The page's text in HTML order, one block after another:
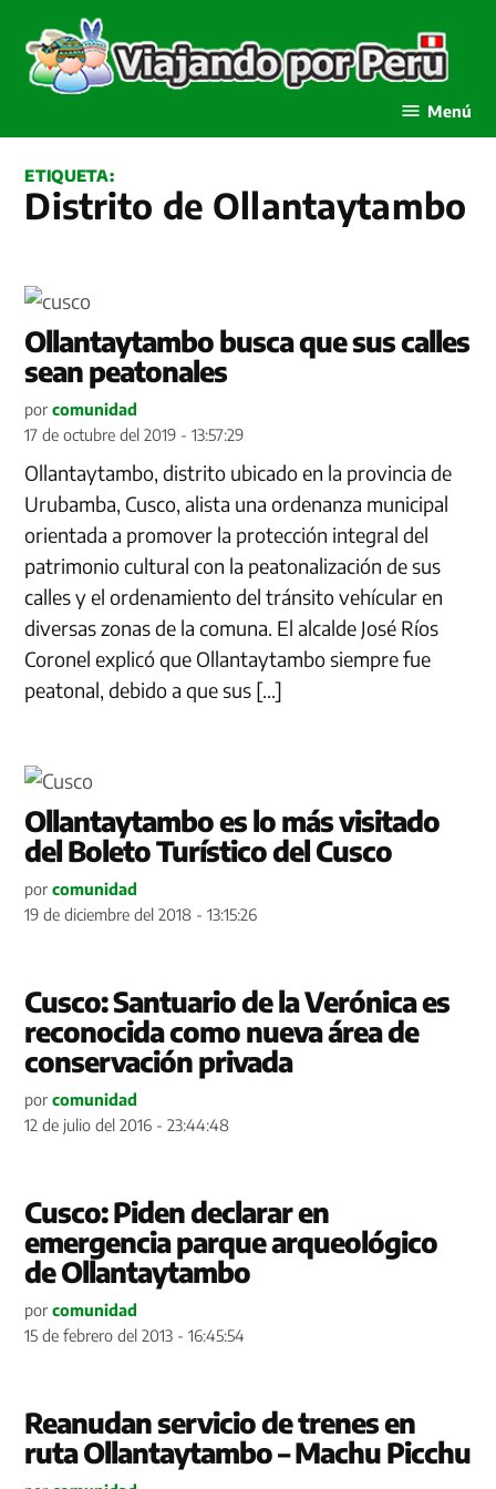
contenido
Menú
ETIQUETA:
Distrito de Ollantaytambo
Ollantaytambo busca que sus calles
sean peatonales
por comunidad
17 de octubre del 2019 - 13:57:29
Ollantaytambo, distrito ubicado en la provincia de
Urubamba, Cusco, alista una ordenanza municipal
orientada a promover la protección integral del
patrimonio cultural con la peatonalización de sus
calles y el ordenamiento del tránsito vehícular en
diversas zonas de la comuna. El alcalde José Ríos
Coronel explicó que Ollantaytambo siempre fue
peatonal, debido a que sus […]
Ollantaytambo es lo más visitado
del Boleto Turístico del Cusco
por comunidad
19 de diciembre del 2018 - 13:15:26
Cusco: Santuario de la Verónica es
reconocida como nueva área de
conservación privada
por comunidad
12 de julio del 2016 - 23:44:48
Cusco: Piden declarar en
emergencia parque arqueológico
de Ollantaytambo
por comunidad
15 de febrero del 2013 - 16:45:54
Reanudan servicio de trenes en
ruta Ollantaytambo – Machu Picchu